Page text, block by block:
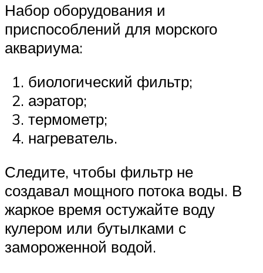
Набор оборудования и
приспособлений для морского
аквариума:
биологический фильтр;
аэратор;
термометр;
нагреватель.
Следите, чтобы фильтр не
создавал мощного потока воды. В
жаркое время остужайте воду
кулером или бутылками с
замороженной водой.